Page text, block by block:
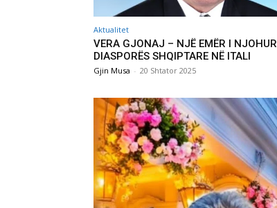
Aktualitet
VERA GJONAJ – NJË EMËR I
DIASPORËS SHQIPTARE NË ITALI
Gjin Musa - 20 Shtator 2025